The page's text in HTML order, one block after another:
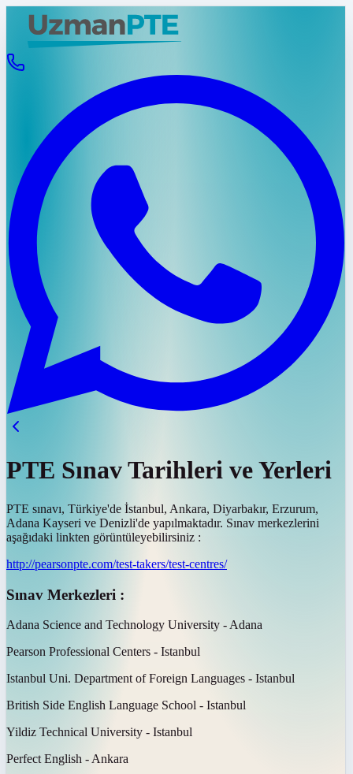
PTE Sınav Tarihleri ve Yerleri
PTE sınavı, Türkiye'de İstanbul, Ankara, Diyarbakır, Erzurum,
Adana Kayseri ve Denizli'de yapılmaktadır. Sınav merkezlerini
aşağıdaki linkten görüntüleyebilirsiniz :
http://pearsonpte.com/test-takers/test-centres/
Sınav Merkezleri :
Adana Science and Technology University - Adana
Pearson Professional Centers - Istanbul
Istanbul Uni. Department of Foreign Languages - Istanbul
British Side English Language School - Istanbul
Yildiz Technical University - Istanbul
Perfect English - Ankara